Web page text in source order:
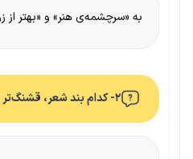
به «سرچشمه‌ی هنر» و «بهتر از
۲- کدام بند شعر، قشنگ‌تر از بقیه بود، چرا؟